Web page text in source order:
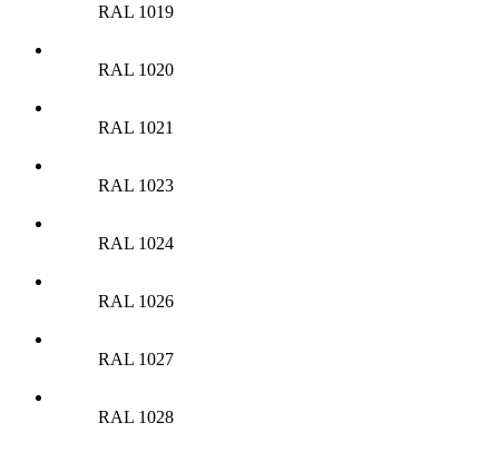
RAL 1019
RAL 1020
RAL 1021
RAL 1023
RAL 1024
RAL 1026
RAL 1027
RAL 1028